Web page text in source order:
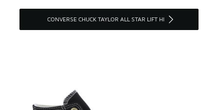
CONVERSE CHUCK TAYLOR ALL STAR LIFT HI